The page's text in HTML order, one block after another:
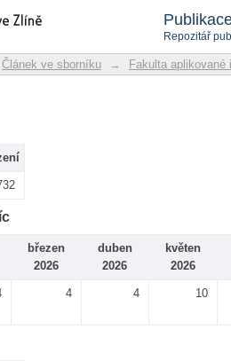
Repozitář
Článek ve sborníku → Fakulta aplikované
březen
2026
duben
2026
květen
2026
4 4 10